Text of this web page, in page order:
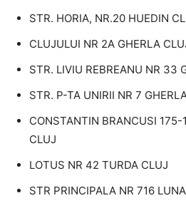
STR. HORIA, NR.20 HUEDIN
CLUJULUI NR 2A GHERLA
STR. LIVIU REBREANU NR 33
STR. P-TA UNIRII NR 7
CONSTANTIN BRANCUSI
CLUJ
LOTUS NR 42 TURDA CLUJ
STR PRINCIPALA NR 716